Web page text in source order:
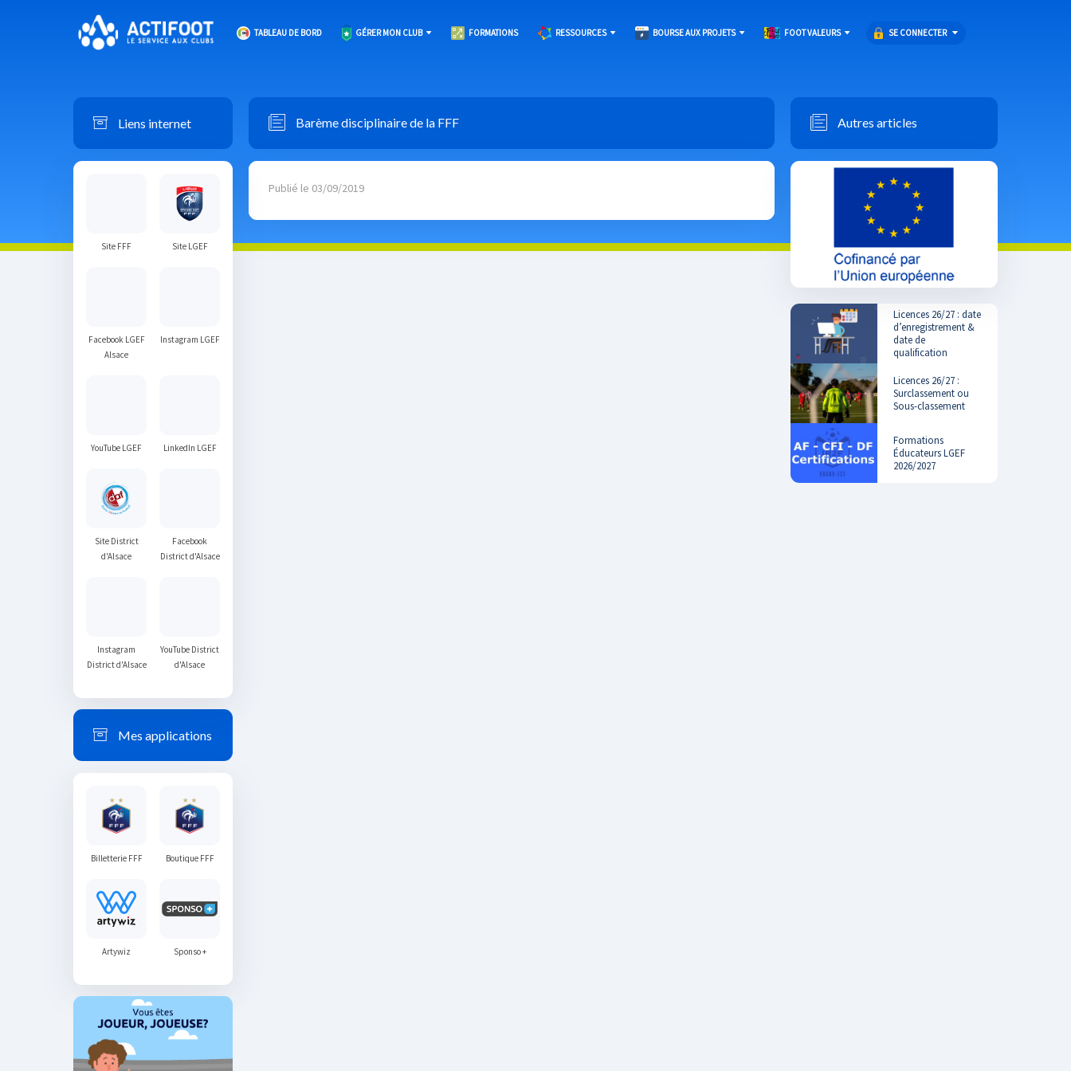
TABLEAU DE BORD GÉRER MON CLUB FORMATIONS RESSOURCES BOURSE AUX PROJETS FOOT VALEURS SE CONNECTER
Mes applications
Billetterie FFF Boutique FFF
Artywiz Sponso +
Liens internet
Site FFF Site LGEF
Facebook LGEF
Alsace
Instagram LGEF
YouTube LGEF LinkedIn LGEF
Site District
d'Alsace
Facebook
District d'Alsace
Instagram
District d'Alsace
YouTube District
d'Alsace
Barème disciplinaire de la FFF
Publié le 03/09/2019
Autres articles
Licences 26/27 : date
d’enregistrement &
date de
qualification
Licences 26/27 :
Surclassement ou
Sous-classement
Formations
Éducateurs LGEF
2026/2027